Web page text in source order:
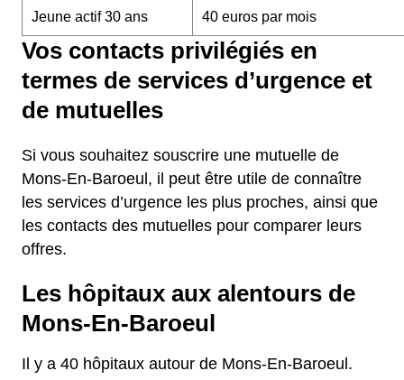
Jeune actif 30 ans 40 euros par mois
Vos contacts privilégiés en
termes de services d’urgence et
de mutuelles
Si vous souhaitez souscrire une mutuelle de
Mons-En-Baroeul, il peut être utile de connaître
les services d’urgence les plus proches, ainsi que
les contacts des mutuelles pour comparer leurs
offres.
Les hôpitaux aux alentours de
Mons-En-Baroeul
Il y a 40 hôpitaux autour de Mons-En-Baroeul.